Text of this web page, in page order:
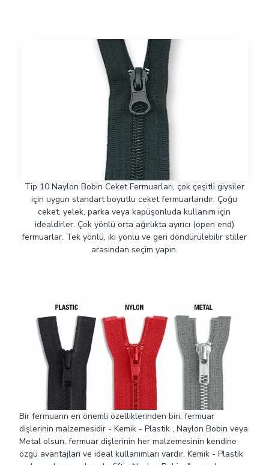
Tip 10 Naylon Bobin Ceket Fermuarları, çok çeşitli giysiler
için uygun standart boyutlu ceket fermuarlarıdır. Çoğu
ceket, yelek, parka veya kapüşonluda kullanım için
idealdirler. Çok yönlü orta ağırlıkta ayırıcı (open end)
fermuarlar. Tek yönlü, iki yönlü ve geri döndürülebilir stiller
arasından seçim yapın.
Bir fermuarın en önemli özelliklerinden biri, fermuar
dişlerinin malzemesidir - Kemik - Plastik , Naylon Bobin veya
Metal olsun, fermuar dişlerinin her malzemesinin kendine
özgü avantajları ve ideal kullanımları vardır. Kemik - Plastik